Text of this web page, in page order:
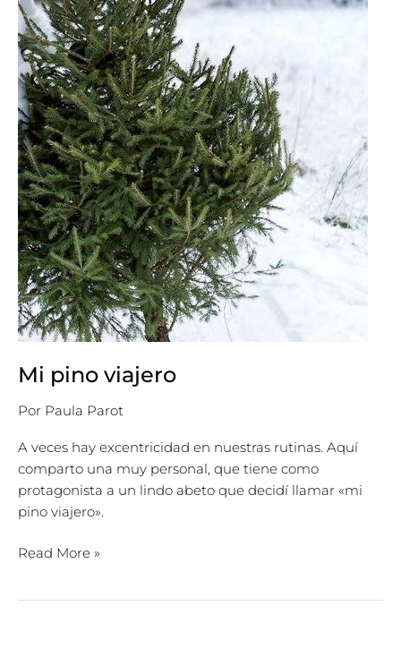
Mi pino viajero
Por Paula Parot
A veces hay excentricidad en nuestras rutinas. Aquí
comparto una muy personal, que tiene como
protagonista a un lindo abeto que decidí llamar «mi
pino viajero».
Read More »